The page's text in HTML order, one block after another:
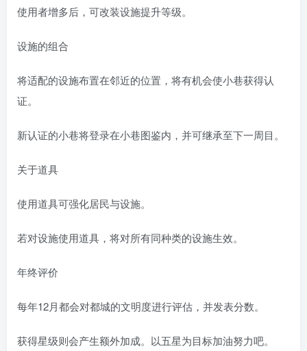
使用者增多后，可改装设施提升等级。
设施的组合
将适配的设施布置在邻近的位置，将有机会使小巷获得认
证。
新认证的小巷将登录在小巷图鉴内，并可继承至下一周目。
关于道具
使用道具可强化居民与设施。
若对设施使用道具，将对所有同种类的设施生效。
年终评价
每年12月都会对都城的文明度进行评估，并发表分数。
获得星级则会产生额外加成。以五星为目标加油努力吧。